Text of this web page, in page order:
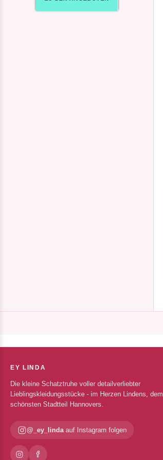
EY LINDA
Die kleine Schatztruhe voller detailverliebter
Lieblingskleidungsstücke - im Herzen Lindens, dem
schönsten Stadtteil Hannovers.
@_ey_lindaauf Instagram folgen